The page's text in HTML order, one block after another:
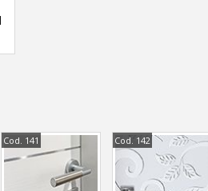
Cod. 141 Cod. 142